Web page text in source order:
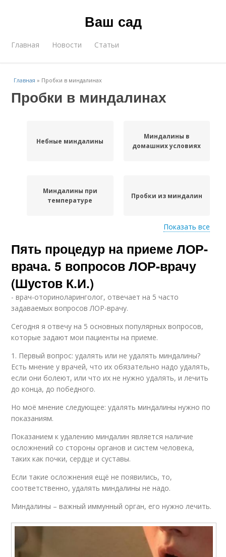
Ваш сад
Главная Новости Статьи
Главная » Пробки в миндалинах
Пробки в миндалинах
Небные миндалины
Миндалины в
домашних условиях
Миндалины при
температуре
Пробки из миндалин
Гнойные пробки
Показать все
Пять процедур на приеме ЛОР-
врача. 5 вопросов ЛОР-врачу
(Шустов К.И.)
- врач-оториноларинголог, отвечает на 5 часто
задаваемых вопросов ЛОР-врачу.
Сегодня я отвечу на 5 основных популярных вопросов,
которые задают мои пациенты на приеме.
1. Первый вопрос: удалять или не удалять миндалины?
Есть мнение у врачей, что их обязательно надо удалять,
если они болеют, или что их не нужно удалять, и лечить
до конца, до победного.
Но моё мнение следующее: удалять миндалины нужно по
показаниям.
Показанием к удалению миндалин является наличие
осложнений со стороны органов и систем человека,
таких как почки, сердце и суставы.
Если такие осложнения ещё не появились, то,
соответственно, удалять миндалины не надо.
Миндалины – важный иммунный орган, его нужно лечить.